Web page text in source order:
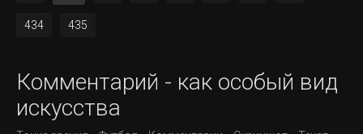
434 435
Комментарий - как особый вид
искусства